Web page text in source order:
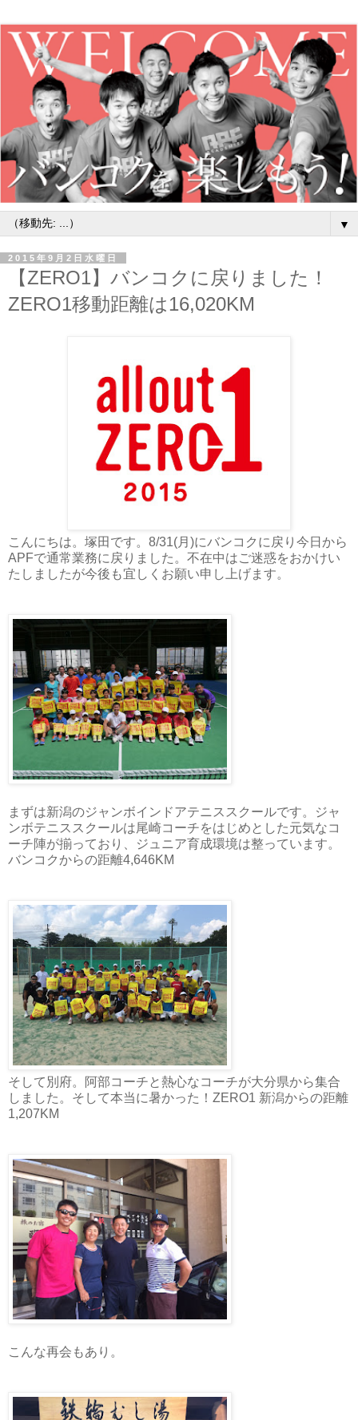
▼
2015年9月2日水曜日
【ZERO1】バンコクに戻りました！
ZERO1移動距離は16,020KM
こんにちは。塚田です。8/31(月)にバンコクに戻り今日から
APFで通常業務に戻りました。不在中はご迷惑をおかけい
たしましたが今後も宜しくお願い申し上げます。
まずは新潟のジャンボインドアテニススクールです。ジャ
ンボテニススクールは尾崎コーチをはじめとした元気なコ
ーチ陣が揃っており、ジュニア育成環境は整っています。
バンコクからの距離4,646KM
そして別府。阿部コーチと熱心なコーチが大分県から集合
しました。そして本当に暑かった！ZERO1 新潟からの距離
1,207KM
こんな再会もあり。